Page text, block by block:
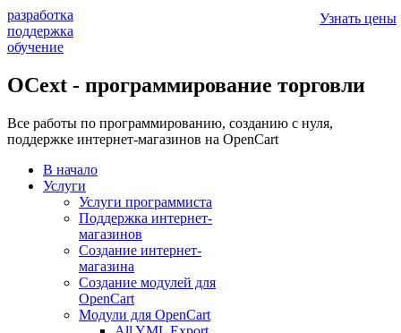
разработка
поддержка
обучение
OCext - программирование торговли
Все работы по программированию, созданию с нуля,
поддержке интернет-магазинов на OpenCart
В начало
Услуги
Услуги программиста
Поддержка интернет-
магазинов
Создание интернет-
магазина
Создание модулей для
OpenCart
Модули для OpenCart
Узнать цены